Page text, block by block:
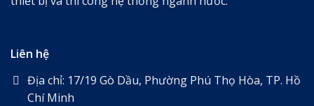
Liên hệ
Địa chỉ: 17/19 Gò Dầu, Phường Phú Thọ Hòa, TP. Hồ
Chí Minh